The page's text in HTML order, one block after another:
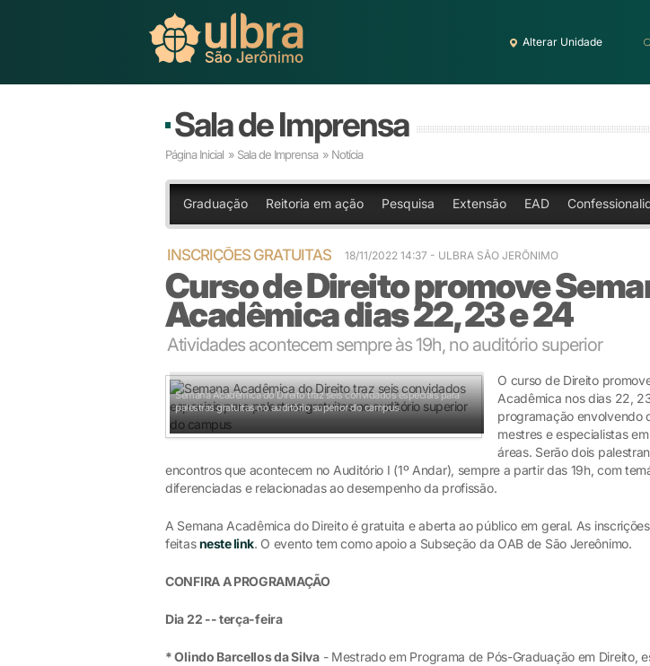
Alterar Unidade
Sala de Imprensa
Página Inicial » Sala de Imprensa » Notícia
Graduação Reitoria em ação Pesquisa Extensão EAD
INSCRIÇÕES GRATUITAS 18/11/2022 14:37 - ULBRA SÃO JERÔNIMO
Curso de Direito promove
Acadêmica dias 22, 23 e 24
Atividades acontecem sempre às 19h, no auditório superior
Semana Acadêmica do Direito traz seis convidados especiais para
palestras gratuitas no auditório superior do campus
O curso de Direito
Acadêmica nos dias 22,
programação envolvendo
mestres e especialistas
áreas. Serão dois
encontros que acontecem no Auditório I (1º Andar), sempre a partir das 19h, com
diferenciadas e relacionadas ao desempenho da profissão.
A Semana Acadêmica do Direito é gratuita e aberta ao público em geral. As
feitasneste link. O evento tem como apoio a Subseção da OAB de São Jereônimo.
CONFIRA A PROGRAMAÇÃO
Dia 22 -- terça-feira
* Olindo Barcellos da Silva- Mestrado em Programa de Pós-Graduação em Direito,